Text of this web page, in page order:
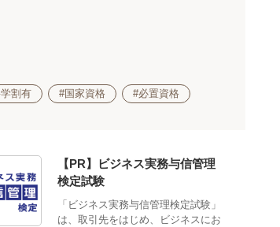
割有 #国家資格 #必置資格
【PR】ビジネス実務与信管理
検定試験
「ビジネス実務与信管理検定試験」
は、取引先をはじめ、ビジネスにお